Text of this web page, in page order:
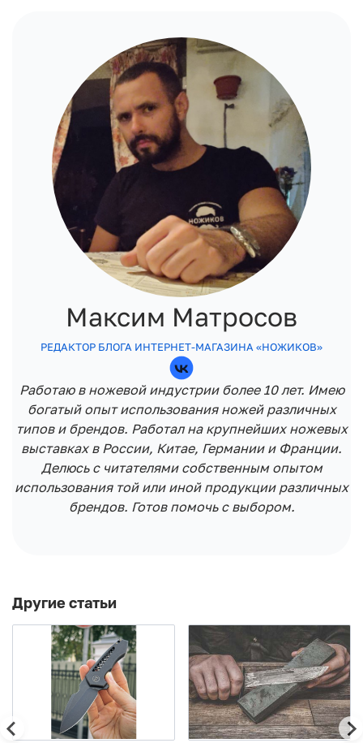
Максим Матросов
РЕДАКТОР БЛОГА ИНТЕРНЕТ-МАГАЗИНА «НОЖИКОВ»
Работаю в ножевой индустрии более 10 лет. Имею
богатый опыт использования ножей различных
типов и брендов. Работал на крупнейших ножевых
выставках в России, Китае, Германии и Франции.
Делюсь с читателями собственным опытом
использования той или иной продукции различных
брендов. Готов помочь с выбором.
Другие статьи